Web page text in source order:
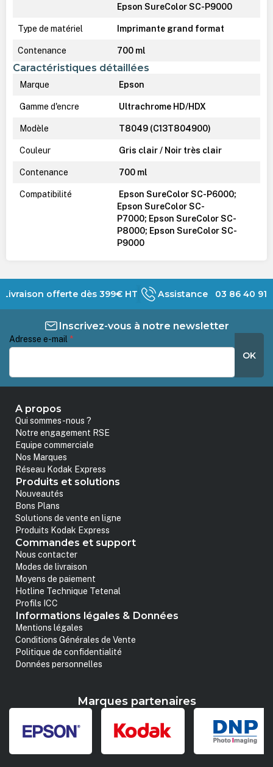
Epson SureColor SC-P9000
Type de matériel Imprimante grand format
Contenance 700 ml
Caractéristiques détaillées
Marque Epson
Gamme d'encre Ultrachrome HD/HDX
Modèle T8049 (C13T804900)
Couleur Gris clair / Noir très clair
Contenance 700 ml
Compatibilité
Epson SureColor SC-P6000;
Epson SureColor SC-
P7000; Epson SureColor SC-
P8000; Epson SureColor SC-
P9000
Livraison offerte dès 399€ HT Assistance 03 86 40 91
Inscrivez-vous à notre newsletter
Adresse e-mail *
OK
A propos
Qui sommes-nous ?
Notre engagement RSE
Equipe commerciale
Nos Marques
Réseau Kodak Express
Produits et solutions
Nouveautés
Bons Plans
Solutions de vente en ligne
Produits Kodak Express
Commandes et support
Nous contacter
Modes de livraison
Moyens de paiement
Hotline Technique Tetenal
Profils ICC
Informations légales & Données
Mentions légales
Conditions Générales de Vente
Politique de confidentialité
Données personnelles
Marques partenaires